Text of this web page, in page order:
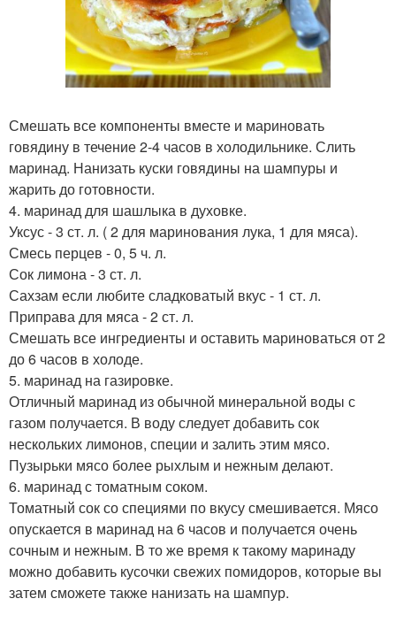
Смешать все компоненты вместе и мариновать
говядину в течение 2-4 часов в холодильнике. Слить
маринад. Нанизать куски говядины на шампуры и
жарить до готовности.
4. маринад для шашлыка в духовке.
Уксус - 3 ст. л. ( 2 для маринования лука, 1 для мяса).
Смесь перцев - 0, 5 ч. л.
Сок лимона - 3 ст. л.
Сахзам если любите сладковатый вкус - 1 ст. л.
Приправа для мяса - 2 ст. л.
Смешать все ингредиенты и оставить мариноваться от 2
до 6 часов в холоде.
5. маринад на газировке.
Отличный маринад из обычной минеральной воды с
газом получается. В воду следует добавить сок
нескольких лимонов, специи и залить этим мясо.
Пузырьки мясо более рыхлым и нежным делают.
6. маринад с томатным соком.
Томатный сок со специями по вкусу смешивается. Мясо
опускается в маринад на 6 часов и получается очень
сочным и нежным. В то же время к такому маринаду
можно добавить кусочки свежих помидоров, которые вы
затем сможете также нанизать на шампур.